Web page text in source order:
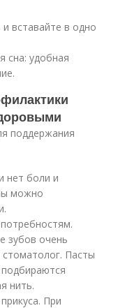
вставайте в одно
сна: удобная
поддержания
нет боли и
можно
зубов очень
Пасты
нить.
При